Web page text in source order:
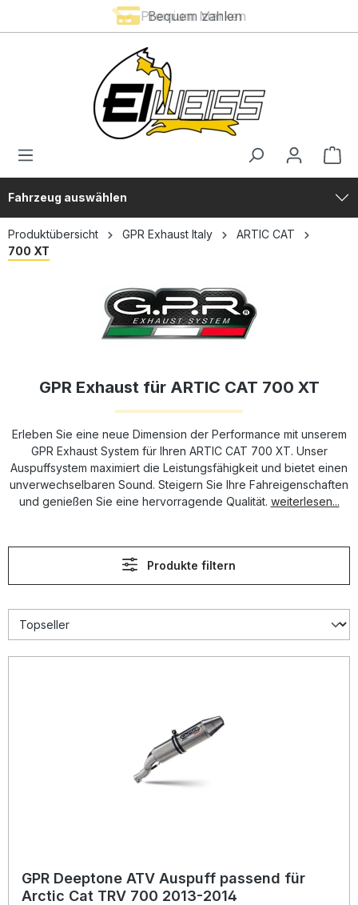
Premium Marken
Bequem zahlen
Fahrzeug auswählen
Produktübersicht GPR Exhaust Italy
ARTIC CAT
700 XT
GPR Exhaust für ARTIC CAT 700 XT
Erleben Sie eine neue Dimension der Performance mit unserem
GPR Exhaust System für Ihren ARTIC CAT 700 XT. Unser
Auspuffsystem maximiert die Leistungsfähigkeit und bietet einen
unverwechselbaren Sound. Steigern Sie Ihre Fahreigenschaften
und genießen Sie eine hervorragende Qualität. weiterlesen...
Produkte filtern
GPR Deeptone ATV Auspuff passend für
Arctic Cat TRV 700 2013-2014